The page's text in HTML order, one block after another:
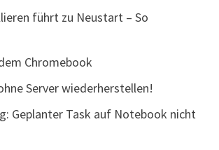
führt zu Neustart – So
Chromebook
Server wiederherstellen!
Geplanter Task auf Notebook nicht